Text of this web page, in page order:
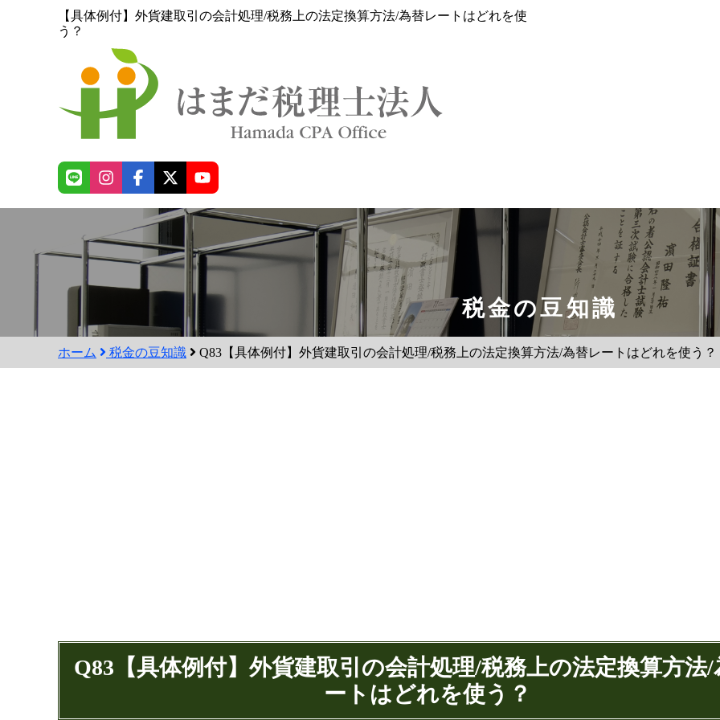
【具体例付】外貨建取引の会計処理/税務上の法定換算方法/為替レートはどれを使
う？
税金の豆知識
ホーム 税金の豆知識 Q83【具体例付】外貨建取引の会計処理/税務上の法定換算方法/為替レートはどれを使う？
Q83【具体例付】外貨建取引の会計処理/税務上の法定換算方法/
ートはどれを使う？